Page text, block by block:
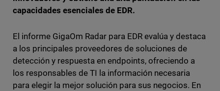
capacidades esenciales de EDR.
El informe GigaOm Radar para EDR evalúa y destaca
a los principales proveedores de soluciones de
detección y respuesta en endpoints, ofreciendo a
los responsables de TI la información necesaria
para elegir la mejor solución para sus negocios. En